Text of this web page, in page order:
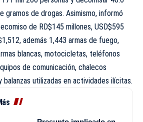
gramos de drogas. Asimismo, informó
de RD$145 millones, USD$595
además 1,443 armas de fuego,
blancas, motocicletas, teléfonos
de comunicación, chalecos
balanzas utilizadas en actividades ilícitas.